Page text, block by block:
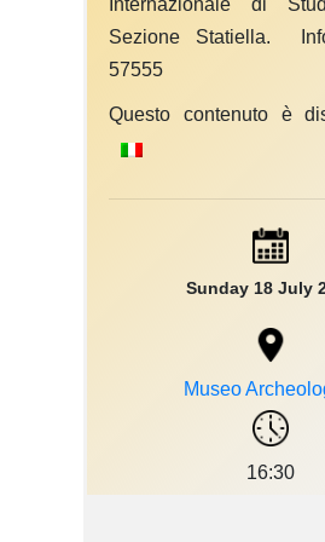
Sezione Statiella.
57555
Questo contenuto è
Sunday 18 July
Museo
16:30